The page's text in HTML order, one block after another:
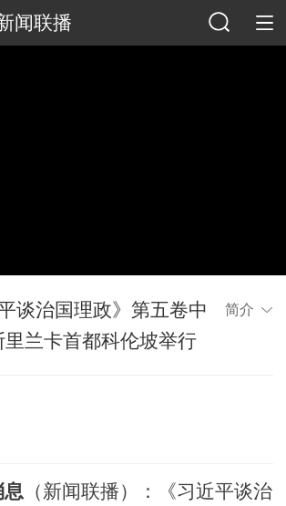
闻联播
谈治国理政》第五卷中
兰卡首都科伦坡举行
简介
（新闻联播）：《习近平谈治